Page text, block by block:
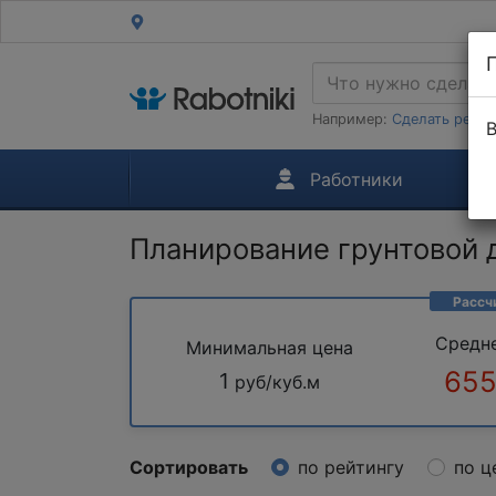
Например: Сделать
Работники
Планирование грунтовой
Минимальная цена
1 руб/куб.м
Сортировать по рейтингу по